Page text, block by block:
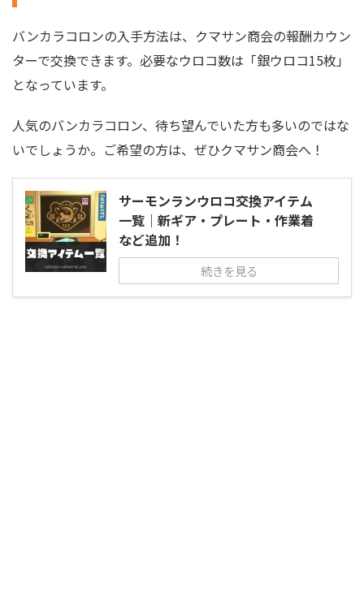
バンカラコロンの入手方法は、クマサン商会の報酬カウン
ターで交換できます。必要なウロコ数は「銀ウロコ15枚」
となっています。
人気のバンカラコロン、待ち望んでいた方も多いのではな
いでしょうか。ご希望の方は、ぜひクマサン商会へ！
サーモンランウロコ交換アイテム
一覧｜新ギア・プレート・作業着
など追加！
続きを見る